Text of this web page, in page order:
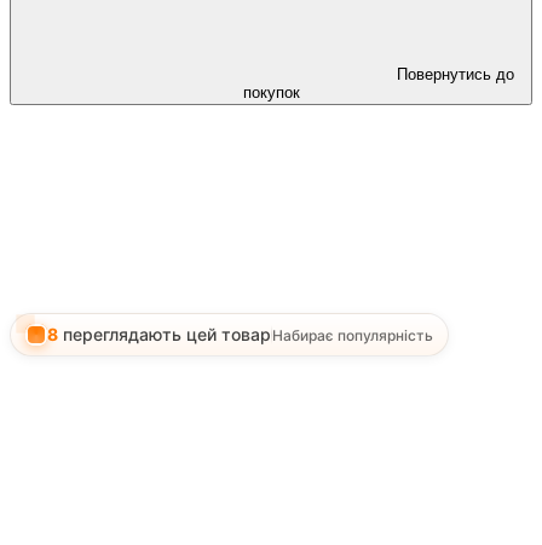
Повернутись до
покупок
8 переглядають цей товарНабирає популярність